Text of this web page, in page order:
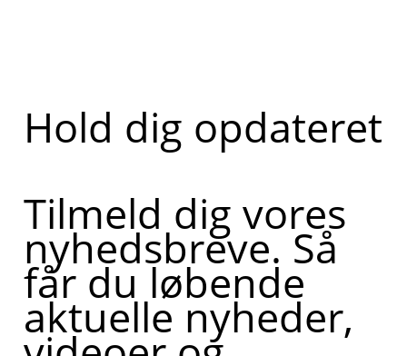
Hold dig opdateret
Tilmeld dig vores
nyhedsbreve. Så
får du løbende
aktuelle nyheder,